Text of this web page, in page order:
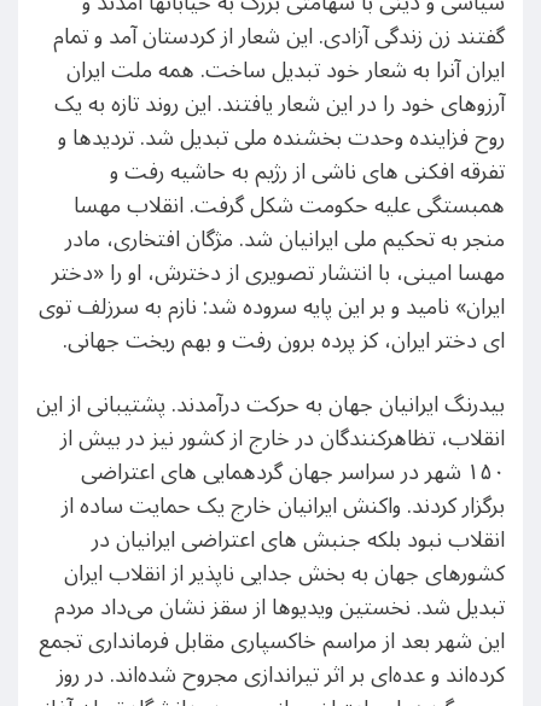
گفتند زن زندگی آزادی. این شعار از کردستان آمد و تمام
ایران آنرا به شعار خود تبدیل ساخت. همه ملت ایران
آرزوهای خود را در این شعار یافتند. این روند تازه به یک
روح فزاینده وحدت بخشنده ملی تبدیل شد. تردیدها و
تفرقه افکنی های ناشی از رژیم به حاشیه رفت و
همبستگی علیه حکومت شکل گرفت. انقلاب مهسا
منجر به تحکیم ملی ایرانیان شد. مژگان افتخاری، مادر
مهسا امینی، با انتشار تصویری از دخترش، او را «دختر
ایران» نامید و بر این پایه سروده شد: نازم به سرزلف توی
ای دختر ایران، کز پرده برون رفت و بهم ریخت جهانی.
بیدرنگ ایرانیان جهان به حرکت درآمدند. پشتیبانی از این
انقلاب، تظاهرکنندگان در خارج از کشور نیز در بیش از
۱۵۰ شهر در سراسر جهان گردهمایی ‌های اعتراضی
برگزار کردند. واکنش ایرانیان خارج یک حمایت ساده از
انقلاب نبود بلکه جنبش های اعتراضی ایرانیان در
کشورهای جهان به بخش جدایی ناپذیر از انقلاب ایران
تبدیل شد. نخستین ویدیوها از سقز نشان می‌داد مردم
این شهر بعد از مراسم خاکسپاری مقابل فرمانداری تجمع
کرده‌اند و عده‌ای بر اثر تیراندازی مجروح شده‌اند. در روز